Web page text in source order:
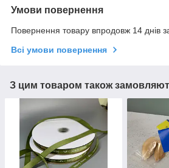
Умови повернення
Повернення товару впродовж 14 днів
Всі умови повернення
З цим товаром також